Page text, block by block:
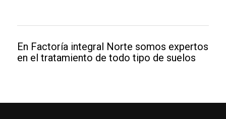
En Factoría integral Norte somos expertos
en el tratamiento de todo tipo de suelos